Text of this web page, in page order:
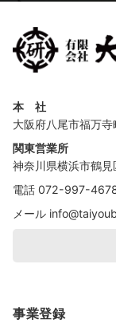
本 社
大阪府八尾市福万
関東営業所
神奈川県横浜市鶴
電話 072-997-
メール
事業登録